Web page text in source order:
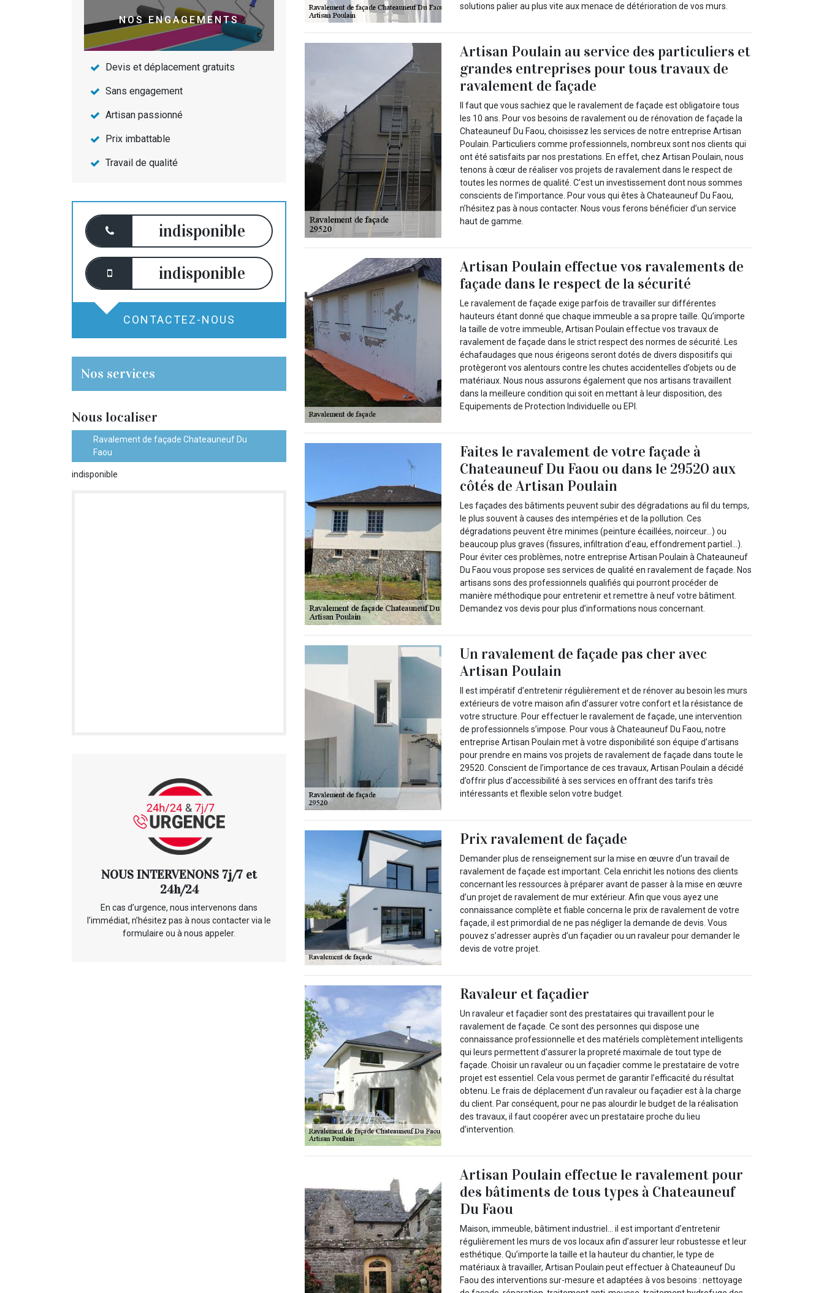
NOS ENGAGEMENTS
Devis et déplacement gratuits
Sans engagement
Artisan passionné
Prix imbattable
Travail de qualité
indisponible
indisponible
CONTACTEZ-NOUS
Nos services
Nous localiser
Ravalement de façade Chateauneuf Du
Faou
indisponible
NOUS INTERVENONS 7j/7 et
24h/24
En cas d’urgence, nous intervenons dans
l’immédiat, n’hésitez pas à nous contacter via le
formulaire ou à nous appeler.
solutions palier au plus vite aux menace de détérioration de vos murs.
Artisan Poulain au service des particuliers et
grandes entreprises pour tous travaux de
ravalement de façade
Il faut que vous sachiez que le ravalement de façade est obligatoire tous
les 10 ans. Pour vos besoins de ravalement ou de rénovation de façade la
Chateauneuf Du Faou, choisissez les services de notre entreprise Artisan
Poulain. Particuliers comme professionnels, nombreux sont nos clients qui
ont été satisfaits par nos prestations. En effet, chez Artisan Poulain, nous
tenons à cœur de réaliser vos projets de ravalement dans le respect de
toutes les normes de qualité. C’est un investissement dont nous sommes
conscients de l’importance. Pour vous qui êtes à Chateauneuf Du Faou,
n’hésitez pas à nous contacter. Nous vous ferons bénéficier d’un service
haut de gamme.
Artisan Poulain effectue vos ravalements de
façade dans le respect de la sécurité
Le ravalement de façade exige parfois de travailler sur différentes
hauteurs étant donné que chaque immeuble a sa propre taille. Qu’importe
la taille de votre immeuble, Artisan Poulain effectue vos travaux de
ravalement de façade dans le strict respect des normes de sécurité. Les
échafaudages que nous érigeons seront dotés de divers dispositifs qui
protègeront vos alentours contre les chutes accidentelles d’objets ou de
matériaux. Nous nous assurons également que nos artisans travaillent
dans la meilleure condition qui soit en mettant à leur disposition, des
Equipements de Protection Individuelle ou EPI.
Faites le ravalement de votre façade à
Chateauneuf Du Faou ou dans le 29520 aux
côtés de Artisan Poulain
Les façades des bâtiments peuvent subir des dégradations au fil du temps,
le plus souvent à causes des intempéries et de la pollution. Ces
dégradations peuvent être minimes (peinture écaillées, noirceur…) ou
beaucoup plus graves (fissures, infiltration d’eau, effondrement partiel…).
Pour éviter ces problèmes, notre entreprise Artisan Poulain à Chateauneuf
Du Faou vous propose ses services de qualité en ravalement de façade. Nos
artisans sons des professionnels qualifiés qui pourront procéder de
manière méthodique pour entretenir et remettre à neuf votre bâtiment.
Demandez vos devis pour plus d’informations nous concernant.
Un ravalement de façade pas cher avec
Artisan Poulain
Il est impératif d’entretenir régulièrement et de rénover au besoin les murs
extérieurs de votre maison afin d’assurer votre confort et la résistance de
votre structure. Pour effectuer le ravalement de façade, une intervention
de professionnels s’impose. Pour vous à Chateauneuf Du Faou, notre
entreprise Artisan Poulain met à votre disponibilité son équipe d’artisans
pour prendre en mains vos projets de ravalement de façade dans toute le
29520. Conscient de l’importance de ces travaux, Artisan Poulain a décidé
d’offrir plus d’accessibilité à ses services en offrant des tarifs très
intéressants et flexible selon votre budget.
Prix ravalement de façade
Demander plus de renseignement sur la mise en œuvre d’un travail de
ravalement de façade est important. Cela enrichit les notions des clients
concernant les ressources à préparer avant de passer à la mise en œuvre
d’un projet de ravalement de mur extérieur. Afin que vous ayez une
connaissance complète et fiable concerna le prix de ravalement de votre
façade, il est primordial de ne pas négliger la demande de devis. Vous
pouvez s’adresser auprès d’un façadier ou un ravaleur pour demander le
devis de votre projet.
Ravaleur et façadier
Un ravaleur et façadier sont des prestataires qui travaillent pour le
ravalement de façade. Ce sont des personnes qui dispose une
connaissance professionnelle et des matériels complètement intelligents
qui leurs permettent d’assurer la propreté maximale de tout type de
façade. Choisir un ravaleur ou un façadier comme le prestataire de votre
projet est essentiel. Cela vous permet de garantir l’efficacité du résultat
obtenu. Le frais de déplacement d’un ravaleur ou façadier est à la charge
du client. Par conséquent, pour ne pas alourdir le budget de la réalisation
des travaux, il faut coopérer avec un prestataire proche du lieu
d’intervention.
Artisan Poulain effectue le ravalement pour
des bâtiments de tous types à Chateauneuf
Du Faou
Maison, immeuble, bâtiment industriel… il est important d’entretenir
régulièrement les murs de vos locaux afin d’assurer leur robustesse et leur
esthétique. Qu’importe la taille et la hauteur du chantier, le type de
matériaux à travailler, Artisan Poulain peut effectuer à Chateauneuf Du
Faou des interventions sur-mesure et adaptées à vos besoins : nettoyage